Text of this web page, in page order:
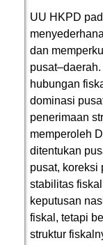
UU HKPD
dan
hubungan
dominasi
penerimaan
memperoleh
ditentukan
pusat, koreksi
stabilitas
keputusan
fiskal, tetapi
struktur